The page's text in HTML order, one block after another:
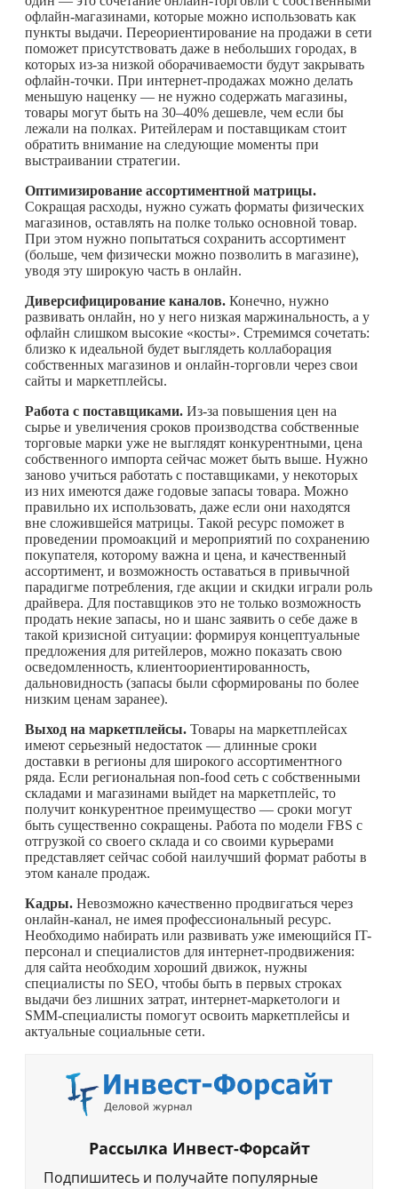
офлайн-магазинами, которые можно использовать как
пункты выдачи. Переориентирование на продажи в сети
поможет присутствовать даже в небольших городах, в
которых из-за низкой оборачиваемости будут закрывать
офлайн-точки. При интернет-продажах можно делать
меньшую наценку — не нужно содержать магазины,
товары могут быть на 30–40% дешевле, чем если бы
лежали на полках. Ритейлерам и поставщикам стоит
обратить внимание на следующие моменты при
выстраивании стратегии.
Оптимизирование ассортиментной матрицы.
Сокращая расходы, нужно сужать форматы физических
магазинов, оставлять на полке только основной товар.
При этом нужно попытаться сохранить ассортимент
(больше, чем физически можно позволить в магазине),
уводя эту широкую часть в онлайн.
Диверсифицирование каналов. Конечно, нужно
развивать онлайн, но у него низкая маржинальность, а у
офлайн слишком высокие «косты». Стремимся сочетать:
близко к идеальной будет выглядеть коллаборация
собственных магазинов и онлайн-торговли через свои
сайты и маркетплейсы.
Работа с поставщиками. Из-за повышения цен на
сырье и увеличения сроков производства собственные
торговые марки уже не выглядят конкурентными, цена
собственного импорта сейчас может быть выше. Нужно
заново учиться работать с поставщиками, у некоторых
из них имеются даже годовые запасы товара. Можно
правильно их использовать, даже если они находятся
вне сложившейся матрицы. Такой ресурс поможет в
проведении промоакций и мероприятий по сохранению
покупателя, которому важна и цена, и качественный
ассортимент, и возможность оставаться в привычной
парадигме потребления, где акции и скидки играли роль
драйвера. Для поставщиков это не только возможность
продать некие запасы, но и шанс заявить о себе даже в
такой кризисной ситуации: формируя концептуальные
предложения для ритейлеров, можно показать свою
осведомленность, клиентоориентированность,
дальновидность (запасы были сформированы по более
низким ценам заранее).
Выход на маркетплейсы. Товары на маркетплейсах
имеют серьезный недостаток — длинные сроки
доставки в регионы для широкого ассортиментного
ряда. Если региональная non-food сеть с собственными
складами и магазинами выйдет на маркетплейс, то
получит конкурентное преимущество — сроки могут
быть существенно сокращены. Работа по модели FBS с
отгрузкой со своего склада и со своими курьерами
представляет сейчас собой наилучший формат работы в
этом канале продаж.
Кадры. Невозможно качественно продвигаться через
онлайн-канал, не имея профессиональный ресурс.
Необходимо набирать или развивать уже имеющийся IT-
персонал и специалистов для интернет-продвижения:
для сайта необходим хороший движок, нужны
специалисты по SEO, чтобы быть в первых строках
выдачи без лишних затрат, интернет-маркетологи и
SMM-специалисты помогут освоить маркетплейсы и
актуальные социальные сети.
Рассылка Инвест-Форсайт
Подпишитесь и получайте популярные